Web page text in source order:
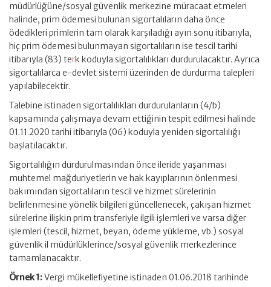
müdürlüğüne/sosyal güvenlik merkezine müracaat etmeleri
halinde, prim ödemesi bulunan sigortalıların daha önce
ödedikleri primlerin tam olarak karşıladığı ayın sonu itibarıyla,
hiç prim ödemesi bulunmayan sigortalıların ise tescil tarihi
itibarıyla (83) terk koduyla sigortalılıkları durdurulacaktır. Ayrıca
sigortalılarca e-devlet sistemi üzerinden de durdurma talepleri
yapılabilecektir.
Talebine istinaden sigortalılıkları durdurulanların (4/b)
kapsamında çalışmaya devam ettiğinin tespit edilmesi halinde
01.11.2020 tarihi itibarıyla (06) koduyla yeniden sigortalılığı
başlatılacaktır.
Sigortalılığın durdurulmasından önce ileride yaşanması
muhtemel mağduriyetlerin ve hak kayıplarının önlenmesi
bakımından sigortalıların tescil ve hizmet sürelerinin
belirlenmesine yönelik bilgileri güncellenecek, çakışan hizmet
sürelerine ilişkin prim transferiyle ilgili işlemleri ve varsa diğer
işlemleri (tescil, hizmet, beyan, ödeme yükleme, vb.) sosyal
güvenlik il müdürlüklerince/sosyal güvenlik merkezlerince
tamamlanacaktır.
Örnek 1:Vergi mükellefiyetine istinaden 01.06.2018 tarihinde